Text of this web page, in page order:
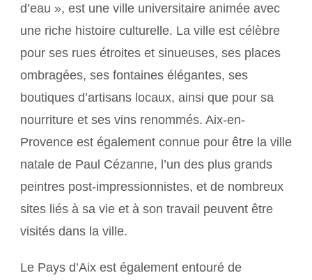
d’eau », est une ville universitaire animée avec
une riche histoire culturelle. La ville est célèbre
pour ses rues étroites et sinueuses, ses places
ombragées, ses fontaines élégantes, ses
boutiques d’artisans locaux, ainsi que pour sa
nourriture et ses vins renommés. Aix-en-
Provence est également connue pour être la ville
natale de Paul Cézanne, l’un des plus grands
peintres post-impressionnistes, et de nombreux
sites liés à sa vie et à son travail peuvent être
visités dans la ville.
Le Pays d’Aix est également entouré de